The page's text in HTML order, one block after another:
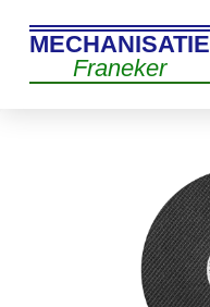
MECHANISATIE
Franeker